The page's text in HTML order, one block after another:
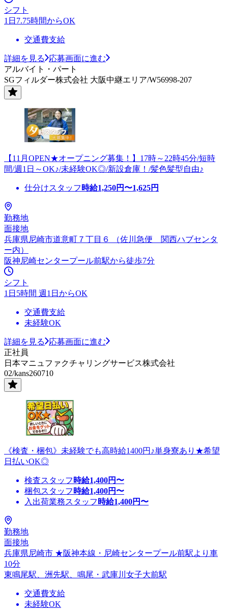
シフト
1日7.75時間からOK
交通費支給
詳細を見る
応募画面に進む
アルバイト・パート
SGフィルダー株式会社 大阪中継エリア/W56998-207
【11月OPEN★オープニング募集！】17時～22時45分/短時
間/週1日～OK♪/未経験OK◎/新設倉庫！/髪色髪型自由♪
仕分けスタッフ 時給1,250円〜1,625円
勤務地
面接地
兵庫県尼崎市道意町７丁目６ （佐川急便 関西ハブセンタ
ー内）
阪神尼崎センタープール前駅から徒歩7分
シフト
1日5時間 週1日からOK
交通費支給
未経験OK
詳細を見る
応募画面に進む
正社員
日本マニュファクチャリングサービス株式会社
02/kans260710
《検査・梱包》未経験でも高時給1400円♪単身寮あり★希望
日払いOK◎
検査スタッフ 時給1,400円〜
梱包スタッフ 時給1,400円〜
入出荷業務スタッフ 時給1,400円〜
勤務地
面接地
兵庫県尼崎市 ★阪神本線・尼崎センタープール前駅より車
10分
東鳴尾駅、洲先駅、鳴尾・武庫川女子大前駅
交通費支給
未経験OK